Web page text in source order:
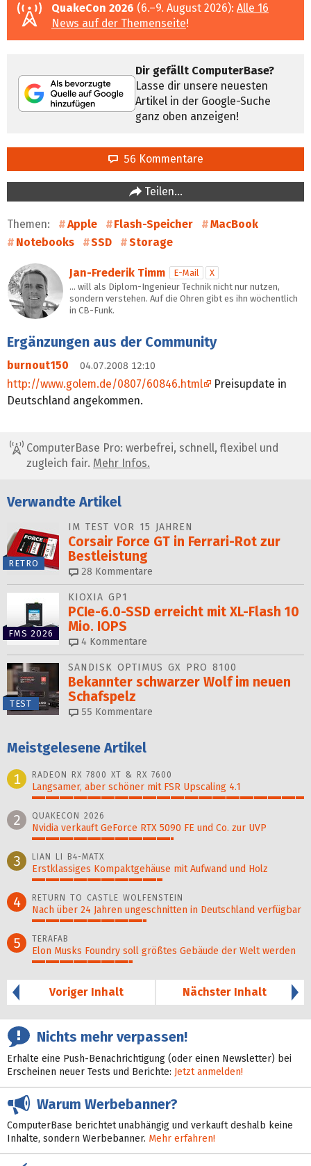
QuakeCon 2026 (6.–9. August 2026): Alle 16
News auf der Themenseite!
Dir gefällt ComputerBase?
Lasse dir unsere neuesten
Artikel in der Google-Suche
ganz oben anzeigen!
56 Kommentare
Teilen…
Themen: Apple Flash-Speicher
MacBook
Notebooks
SSD Storage
Jan-Frederik Timm E-Mail
X
… will als Diplom-Ingenieur Technik nicht nur nutzen,
sondern verstehen. Auf die Ohren gibt es ihn wöchentlich
in CB-Funk.
Ergänzungen aus der Community
burnout150 04.07.2008 12:10
http://www.golem.de/0807/60846.html
Preisupdate in
Deutschland angekommen.
ComputerBase Pro: werbefrei, schnell, flexibel und
zugleich fair. Mehr Infos.
Verwandte Artikel
RETRO
IM TEST VOR 15 JAHREN
Corsair Force GT in Ferrari-Rot zur
Bestleistung
28 Kommentare
FMS 2026
KIOXIA GP1
PCIe-6.0-SSD erreicht mit XL-Flash 10
Mio. IOPS
4 Kommentare
TEST
SANDISK OPTIMUS GX PRO 8100
Bekannter schwarzer Wolf im neuen
Schafspelz
55 Kommentare
Meistgelesene Artikel
1
RADEON RX 7800 XT & RX 7600
Langsamer, aber schöner mit FSR Upscaling 4.1
2 QUAKECON 2026
Nvidia verkauft GeForce RTX 5090 FE und Co. zur UVP
3 LIAN LI B4-MATX
Erstklassiges Kompaktgehäuse mit Aufwand und Holz
4 RETURN TO CASTLE WOLFENSTEIN
Nach über 24 Jahren ungeschnitten in Deutschland verfügbar
5 TERAFAB
Elon Musks Foundry soll größ­tes Gebäude der Welt werden
Voriger Inhalt
Nächster Inhalt
Nichts mehr verpassen!
Erhalte eine Push-Benachrichtigung (oder einen Newsletter) bei
Erscheinen neuer Tests und Berichte: Jetzt anmelden!
Warum Werbebanner?
ComputerBase berichtet unabhängig und verkauft deshalb keine
Inhalte, sondern Werbebanner. Mehr erfahren!